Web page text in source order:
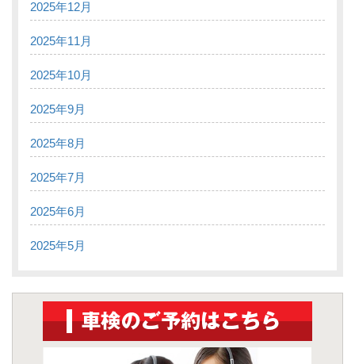
2025年12月
2025年11月
2025年10月
2025年9月
2025年8月
2025年7月
2025年6月
2025年5月